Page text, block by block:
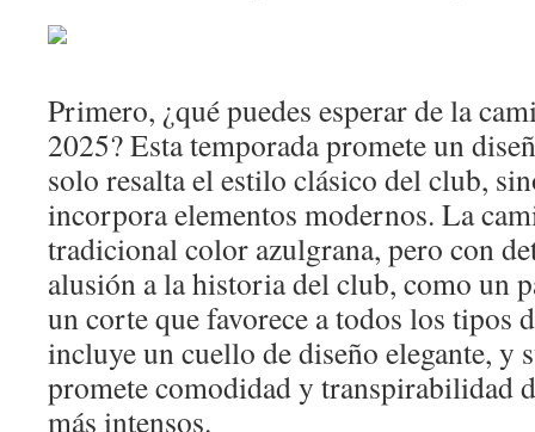
Primero, ¿qué puedes esperar de la
2025? Esta temporada promete un
solo resalta el estilo clásico del club,
incorpora elementos modernos. La
tradicional color azulgrana, pero con
alusión a la historia del club, como un
un corte que favorece a todos los tipos
incluye un cuello de diseño elegante, y
promete comodidad y transpirabilidad
más intensos.